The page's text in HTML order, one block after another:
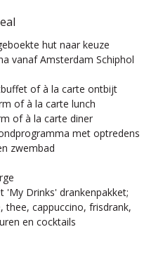
hut naar keuze
vanaf Amsterdam Schiphol
of à la carte ontbijt
of à la carte lunch
of à la carte diner
met optredens
zwembad
'My Drinks' drankenpakket;
cappuccino, frisdrank,
en cocktails